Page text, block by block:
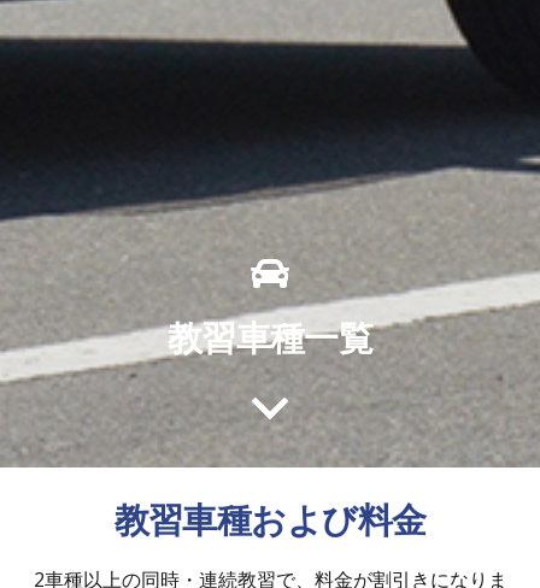
教習車種一覧
教習車種および料金
2車種以上の同時・連続教習で、料金が割引きになりま